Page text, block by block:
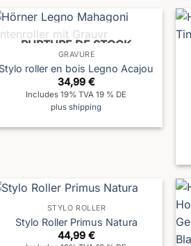
RUPTURE DE STOCK
GRAVURE
Stylo roller en bois Legno Acajou
34,99 €
Includes 19% TVA 19 % DE
plusshipping
STYLO ROLLER
Stylo Roller Primus Natura
44,99 €